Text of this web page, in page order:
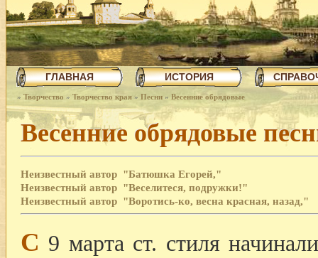
ГЛАВНАЯ ИСТОРИЯ
» Творчество » Творчество края » Песни » Весенние обрядовые
Весенние обрядовые
Неизвестный автор "Батюшка Егорей,"
Неизвестный автор "Веселитеся, подружки!"
Неизвестный автор "Воротись-ко, весна красная, назад,"
С 9 марта ст. стиля